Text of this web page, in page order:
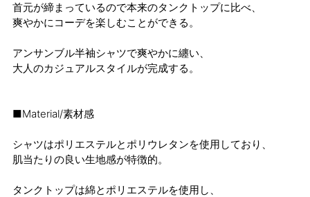
首元が締まっているので本来のタンクトップに比べ、
爽やかにコーデを楽しむことができる。
アンサンブル半袖シャツで爽やかに纏い、
大人のカジュアルスタイルが完成する。
■Material/素材感
シャツはポリエステルとポリウレタンを使用しており、
肌当たりの良い生地感が特徴的。
タンクトップは綿とポリエステルを使用し、